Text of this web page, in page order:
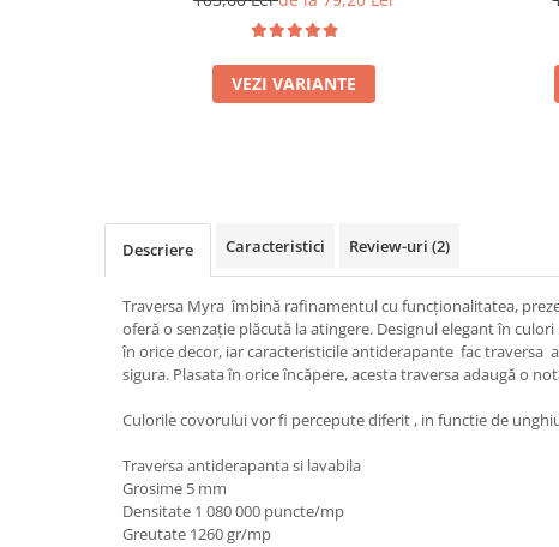
VEZI VARIANTE
Descriere Caracteristici Review-uri (2)
Traversa Myra îmbină rafinamentul cu funcționalitatea,
oferă o senzație plăcută la atingere. Designul elegant în
în orice decor, iar caracteristicile antiderapante fac traversa
sigura. Plasata în orice încăpere, acesta traversa adaugă o
Culorile covorului vor fi percepute diferit , in functie de
Traversa antiderapanta si lavabila
Grosime 5 mm
Densitate 1 080 000 puncte/mp
Greutate 1260 gr/mp